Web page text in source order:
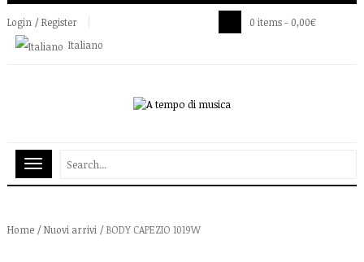
Login / Register
Italiano
0 items - 0,00€
Home /Nuovi arrivi / BODY CAPEZIO 1019W